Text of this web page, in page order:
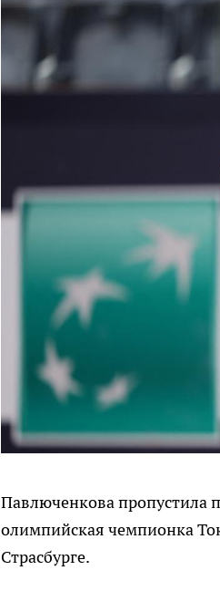
Павлюченкова пропустила
олимпийская чемпионка
Страсбурге.